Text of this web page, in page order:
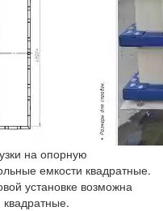
на опорную
емкости квадратные.
установке возможна